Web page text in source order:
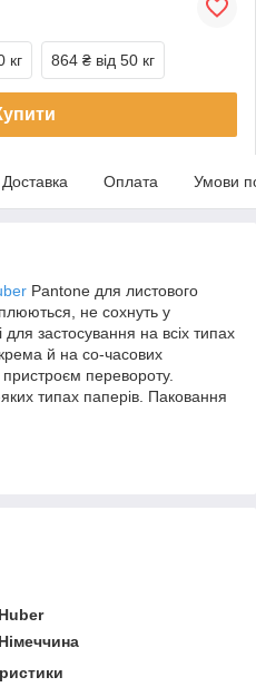
кг 864 ₴ від 50 кг
Доставка Оплата Умови
Pantone для листового
не сохнуть у
для застосування на всіх типах
й на со-часових
перевороту.
типах паперів. Паковання
Huber
Німеччина